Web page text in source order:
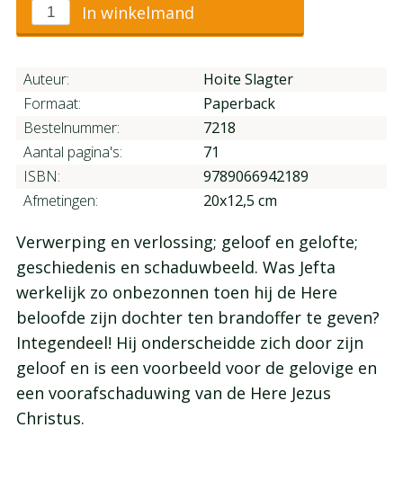
In winkelmand
Auteur:
Hoite Slagter
Formaat:
Paperback
Bestelnummer:
7218
Aantal pagina's:
71
ISBN:
9789066942189
Afmetingen:
20x12,5 cm
Verwerping en verlossing; geloof en gelofte;
geschiedenis en schaduwbeeld. Was Jefta
werkelijk zo onbezonnen toen hij de Here
beloofde zijn dochter ten brandoffer te geven?
Integendeel! Hij onderscheidde zich door zijn
geloof en is een voorbeeld voor de gelovige en
een voorafschaduwing van de Here Jezus
Christus.